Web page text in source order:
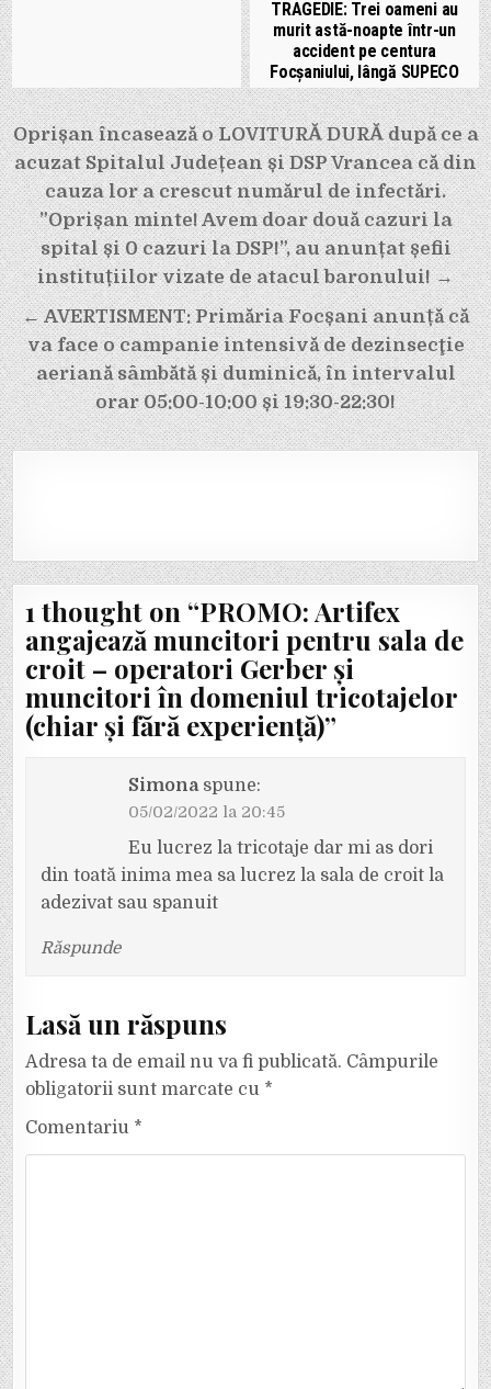
TRAGEDIE: Trei oameni au
murit astă-noapte într-un
accident pe centura
Focșaniului, lângă SUPECO
Navigare
în
articole
Oprișan încasează o LOVITURĂ DURĂ după ce a
acuzat Spitalul Județean și DSP Vrancea că din
cauza lor a crescut numărul de infectări.
”Oprișan minte! Avem doar două cazuri la
spital și 0 cazuri la DSP!”, au anunțat șefii
instituțiilor vizate de atacul baronului! →
← AVERTISMENT: Primăria Focșani anunță că
va face o campanie intensivă de dezinsecţie
aeriană sâmbătă și duminică, în intervalul
orar 05:00-10:00 și 19:30-22:30!
1 thought on “PROMO: Artifex
angajează muncitori pentru sala de
croit – operatori Gerber și
muncitori în domeniul tricotajelor
(chiar și fără experiență)”
Simona spune:
05/02/2022 la 20:45
Eu lucrez la tricotaje dar mi as dori
din toată inima mea sa lucrez la sala de croit la
adezivat sau spanuit
Răspunde
Lasă un răspuns
Adresa ta de email nu va fi publicată. Câmpurile
obligatorii sunt marcate cu *
Comentariu *